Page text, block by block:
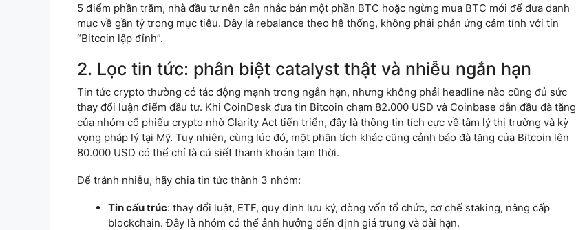
5 điểm phần trăm, nhà đầu tư nên cân nhắc bán một phần BTC hoặc ngừng mua BTC mới để đưa danh
mục về gần tỷ trọng mục tiêu. Đây là rebalance theo hệ thống, không phải phản ứng cảm tính với tin
“Bitcoin lập đỉnh”.
2. Lọc tin tức: phân biệt catalyst thật và nhiễu ngắn hạn
Tin tức crypto thường có tác động mạnh trong ngắn hạn, nhưng không phải headline nào cũng đủ sức
thay đổi luận điểm đầu tư. Khi CoinDesk đưa tin Bitcoin chạm 82.000 USD và Coinbase dẫn đầu đà tăng
của nhóm cổ phiếu crypto nhờ Clarity Act tiến triển, đây là thông tin tích cực về tâm lý thị trường và kỳ
vọng pháp lý tại Mỹ. Tuy nhiên, cùng lúc đó, một phân tích khác cũng cảnh báo đà tăng của Bitcoin lên
80.000 USD có thể chỉ là cú siết thanh khoản tạm thời.
Để tránh nhiễu, hãy chia tin tức thành 3 nhóm:
Tin cấu trúc: thay đổi luật, ETF, quy định lưu ký, dòng vốn tổ chức, cơ chế staking, nâng cấp
blockchain. Đây là nhóm có thể ảnh hưởng đến định giá trung và dài hạn.